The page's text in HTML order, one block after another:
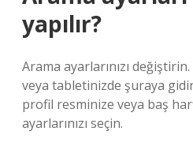
yapılır?
Arama ayarlarınızı
veya tabletinizde şuraya
profil resminize veya baş
ayarlarınızı seçin.